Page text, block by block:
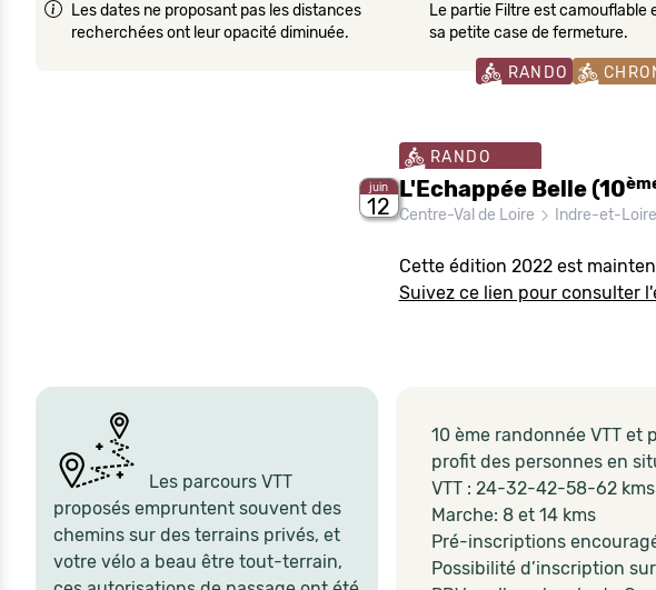
Les dates ne proposant pas les distances
recherchées ont leur opacité diminuée.
Le partie Filtre est camouflable
sa petite case de fermeture.
RANDO
juin
12
RANDO
L'Echappée Belle (10
Centre-Val de Loire Indre-et-Loire
Cette édition 2022 est
Suivez ce lien pour consulter
Les parcours VTT
proposés empruntent souvent des
chemins sur des terrains privés, et
votre vélo a beau être tout-terrain,
10 ème randonnée VTT et
profit des personnes en
VTT : 24-32-42-58-62 kms
Marche: 8 et 14 kms
Pré-inscriptions
Possibilité d’inscription